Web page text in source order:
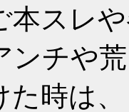
レや
ンチ
は、